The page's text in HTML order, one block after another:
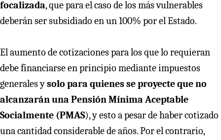
focalizada, que para el caso de los más vulnerables
deberán ser subsidiado en un 100% por el Estado.
El aumento de cotizaciones para los que lo requieran
debe financiarse en principio mediante impuestos
generales ysolo para quienes se proyecte que no
alcanzarán una Pensión Mínima Aceptable
Socialmente (PMAS), y esto a pesar de haber cotizado
una cantidad considerable de años. Por el contrario,